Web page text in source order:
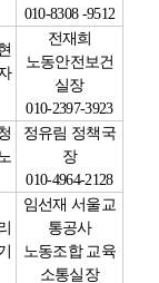
010-8308 -9512
전재희
노동안전보건
실장
010-2397-3923
정유림 정책국
장
010-4964-2128
임선재 서울교
통공사
노동조합 교육
소통실장